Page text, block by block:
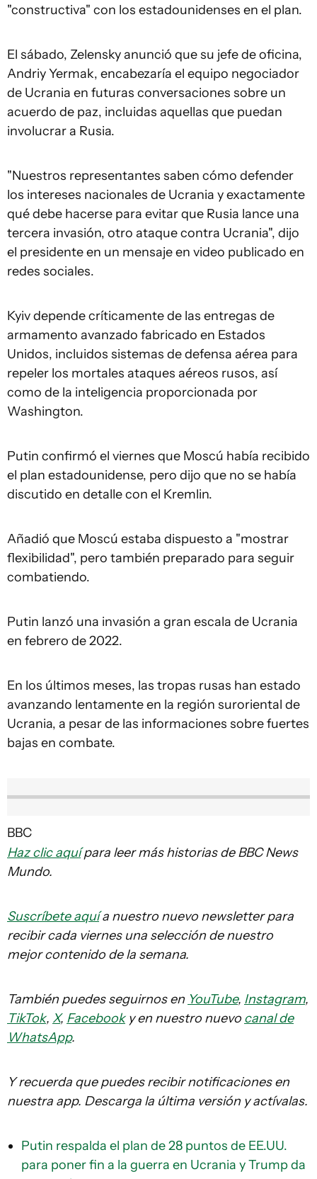
"constructiva" con los estadounidenses en el plan.
El sábado, Zelensky anunció que su jefe de oficina,
Andriy Yermak, encabezaría el equipo negociador
de Ucrania en futuras conversaciones sobre un
acuerdo de paz, incluidas aquellas que puedan
involucrar a Rusia.
"Nuestros representantes saben cómo defender
los intereses nacionales de Ucrania y exactamente
qué debe hacerse para evitar que Rusia lance una
tercera invasión, otro ataque contra Ucrania", dijo
el presidente en un mensaje en video publicado en
redes sociales.
Kyiv depende críticamente de las entregas de
armamento avanzado fabricado en Estados
Unidos, incluidos sistemas de defensa aérea para
repeler los mortales ataques aéreos rusos, así
como de la inteligencia proporcionada por
Washington.
Putin confirmó el viernes que Moscú había recibido
el plan estadounidense, pero dijo que no se había
discutido en detalle con el Kremlin.
Añadió que Moscú estaba dispuesto a "mostrar
flexibilidad", pero también preparado para seguir
combatiendo.
Putin lanzó una invasión a gran escala de Ucrania
en febrero de 2022.
En los últimos meses, las tropas rusas han estado
avanzando lentamente en la región suroriental de
Ucrania, a pesar de las informaciones sobre fuertes
bajas en combate.
BBC
Haz clic aquípara leer más historias de BBC News
Mundo.
Suscríbete aquía nuestro nuevo newsletter para
recibir cada viernes una selección de nuestro
mejor contenido de la semana.
También puedes seguirnos en YouTube, Instagram,
TikTok, X, Facebooky en nuestro nuevo canal de
WhatsApp.
Y recuerda que puedes recibir notificaciones en
nuestra app. Descarga la última versión y actívalas.
Putin respalda el plan de 28 puntos de EE.UU.
para poner fin a la guerra en Ucrania y Trump da